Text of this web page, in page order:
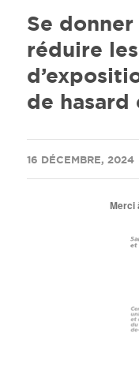
Se
réduire
de hasard
16 DÉCEMBRE, 2024
/
Merci